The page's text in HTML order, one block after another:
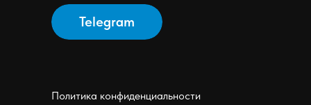
Политика конфиденциальности
Telegram